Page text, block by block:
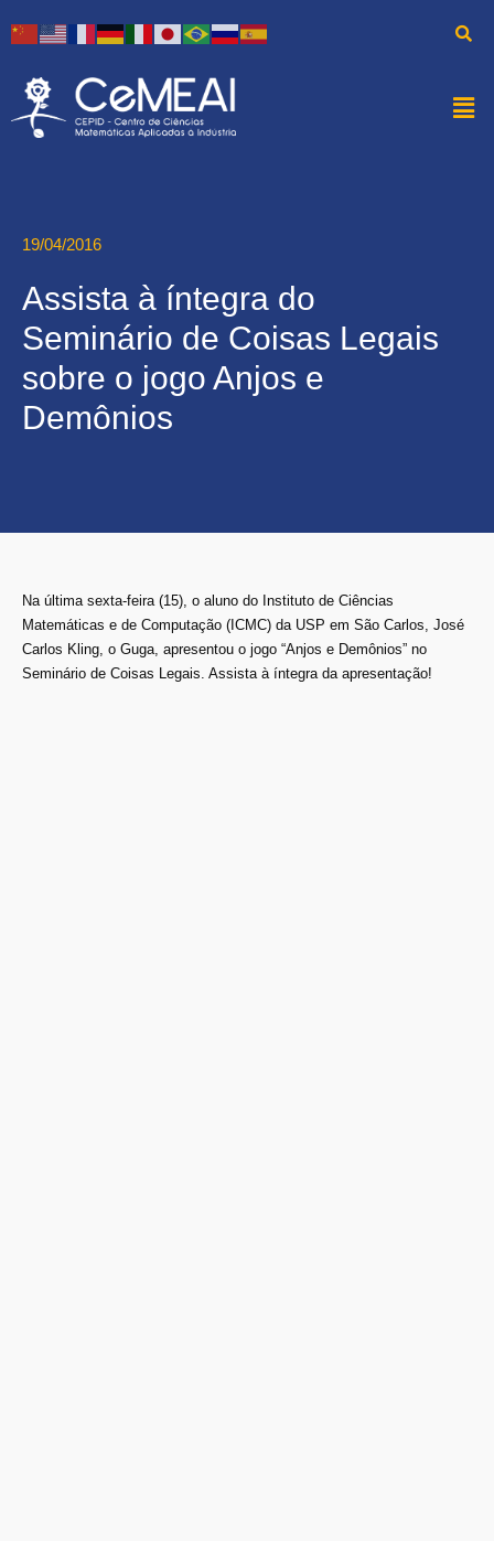
19/04/2016
Assista à íntegra do
Seminário de Coisas Legais
sobre o jogo Anjos e
Demônios
Na última sexta-feira (15), o aluno do Instituto de Ciências
Matemáticas e de Computação (ICMC) da USP em São Carlos, José
Carlos Kling, o Guga, apresentou o jogo “Anjos e Demônios” no
Seminário de Coisas Legais. Assista à íntegra da apresentação!